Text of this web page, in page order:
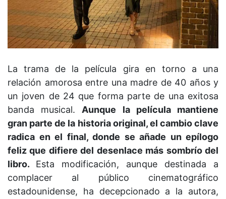
La trama de la película gira en torno a una
relación amorosa entre una madre de 40 años y
un joven de 24 que forma parte de una exitosa
banda musical. Aunque la película mantiene
gran parte de la historia original, el cambio clave
radica en el final, donde se añade un epílogo
feliz que difiere del desenlace más sombrío del
libro. Esta modificación, aunque destinada a
complacer al público cinematográfico
estadounidense, ha decepcionado a la autora,